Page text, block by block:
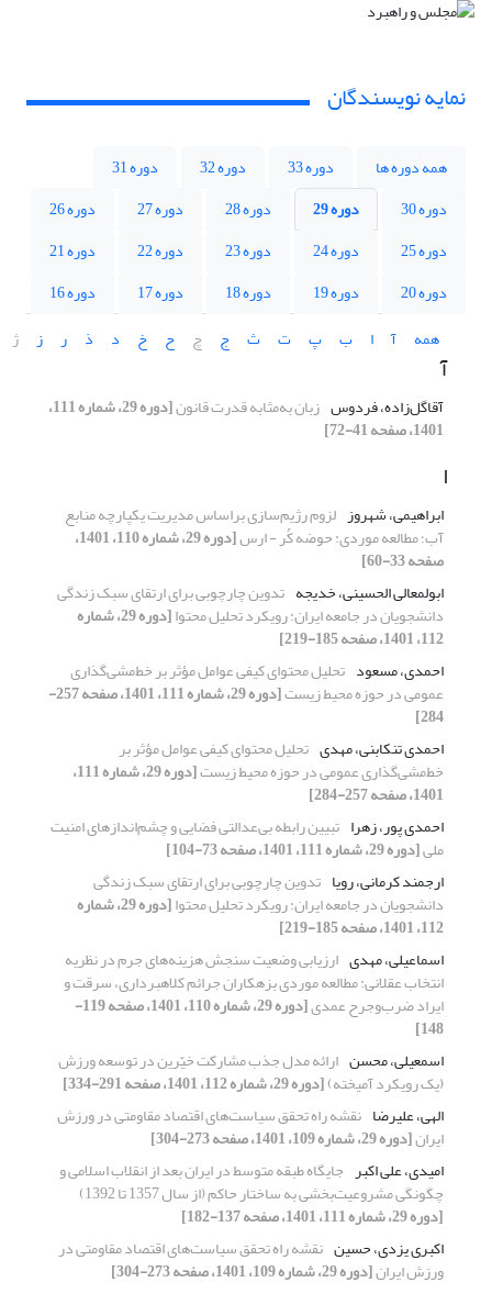
نمایه نویسندگان
همه دوره ها دوره 33 دوره 32
دوره 31
دوره 30
دوره 29 دوره 28 دوره 27
دوره 26
دوره 25
دوره 24 دوره 23 دوره 22
دوره 21
دوره 20
دوره 19 دوره 18 دوره 17
دوره 16
همه
آ ا ب پ ت ث ج چ ح خ د ذ ر ز ژ
آ
آقاگل‌زاده، فردوس زبان به‌مثابه قدرت قانون [دوره 29، شماره 111،
1401، صفحه 41-72]
ا
ابراهیمی، شهروز لزوم رژیم‌سازی براساس مدیریت یکپارچه منابع
آب؛ مطالعه موردی: حوضه کُر - ارس [دوره 29، شماره 110، 1401،
صفحه 33-60]
ابولمعالی الحسینی، خدیجه تدوین چارچوبی برای ارتقای سبک زندگی
دانشجویان در جامعه ایران: رویکرد تحلیل محتوا [دوره 29، شماره
112، 1401، صفحه 185-219]
احمدی، مسعود تحلیل محتوای کیفی عوامل مؤثر بر خط‌مشی‌گذاری
عمومی در حوزه محیط زیست [دوره 29، شماره 111، 1401، صفحه 257-
284]
احمدی تنکابنی، مهدی تحلیل محتوای کیفی عوامل مؤثر بر
خط‌مشی‌گذاری عمومی در حوزه محیط زیست [دوره 29، شماره 111،
1401، صفحه 257-284]
احمدی پور، زهرا تبیین رابطه بی‌عدالتی فضایی و چشم‌اندازهای امنیت
ملی[دوره 29، شماره 111، 1401، صفحه 73-104]
ارجمند کرمانی، رویا تدوین چارچوبی برای ارتقای سبک زندگی
دانشجویان در جامعه ایران: رویکرد تحلیل محتوا [دوره 29، شماره
112، 1401، صفحه 185-219]
اسماعیلی، مهدی ارزیابی وضعیت سنجش هزینه‌های جرم در نظریه
انتخاب عقلانی: مطالعه موردی بزهکاران جرائم کلاهبرداری، سرقت و
ایراد ضرب‌و‌جرح عمدی [دوره 29، شماره 110، 1401، صفحه 119-
148]
اسمعیلی، محسن ارائه مدل جذب مشارکت خیّرین در توسعه ورزش
(یک رویکرد آمیخته)[دوره 29، شماره 112، 1401، صفحه 291-334]
الهی، علیرضا نقشه راه تحقق سیاست‌های اقتصاد مقاومتی در ورزش
ایران[دوره 29، شماره 109، 1401، صفحه 273-304]
امیدی، علی اکبر جایگاه طبقه متوسط در ایران بعد از انقلاب اسلامی و
چگونگی مشروعیت‌بخشی به ساختار حاکم (از سال 1357 تا 1392)
[دوره 29، شماره 111، 1401، صفحه 137-182]
اکبری یزدی، حسین نقشه راه تحقق سیاست‌های اقتصاد مقاومتی در
ورزش ایران[دوره 29، شماره 109، 1401، صفحه 273-304]